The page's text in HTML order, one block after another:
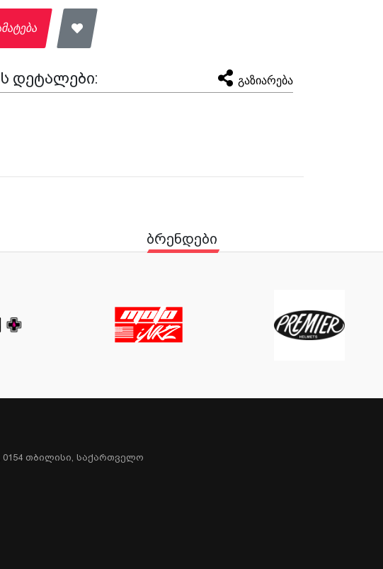
დეტალები: გაზიარება
ბრენდები
0154 Თბილისი, Საქართველო